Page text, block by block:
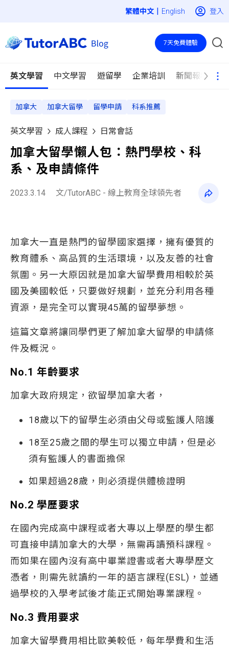
| English 登入
英文學習 中文學習 遊留學 企業培訓 新聞報導
7天免費體驗
加拿大 加拿大留學 留學申請 科系推薦
英文學習 成人課程 日常會話
加拿大留學懶人包：熱門學校、科
系、及申請條件
2023.3.14 文/TutorABC - 線上教育全球領先者
加拿大一直是熱門的留學國家選擇，擁有優質的
教育體系、高品質的生活環境，以及友善的社會
氛圍。另一大原因就是加拿大留學費用相較於英
國及美國較低，只要做好規劃，並充分利用各種
資源，是完全可以實現45萬的留學夢想。
這篇文章將讓同學們更了解加拿大留學的申請條
件及概況。
No.1 年齡要求
加拿大政府規定，欲留學加拿大者，
18歲以下的留學生必須由父母或監護人陪護
18至25歲之間的學生可以獨立申請，但是必
須有監護人的書面擔保
如果超過28歲，則必須提供體檢證明
No.2 學歷要求
在國內完成高中課程或者大專以上學歷的學生都
可直接申請加拿大的大學，無需再讀預科課程。
而如果在國內沒有高中畢業證書或者大專學歷文
憑者，則需先就讀約一年的語言課程(ESL)，並通
過學校的入學考試後才能正式開始專業課程。
No.3 費用要求
加拿大留學費用相比歐美較低，每年學費和生活